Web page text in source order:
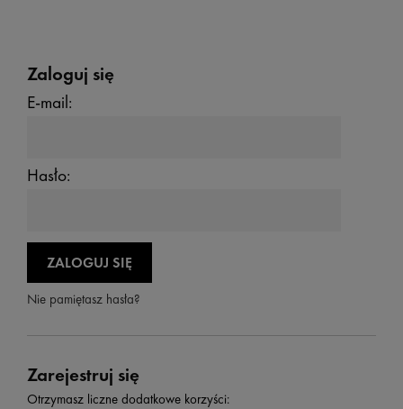
Zaloguj się
E-mail:
Hasło:
ZALOGUJ SIĘ
Nie pamiętasz hasła?
Zarejestruj się
Otrzymasz liczne dodatkowe korzyści: